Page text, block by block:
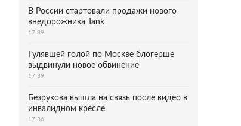
В России стартовали продажи нового
внедорожника Tank
17:39
Гулявшей голой по Москве блогерше
выдвинули новое обвинение
17:39
Безрукова вышла на связь после видео в
инвалидном кресле
17:36